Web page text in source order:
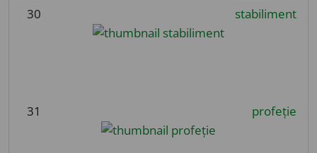
30 stabiliment
31 profeție